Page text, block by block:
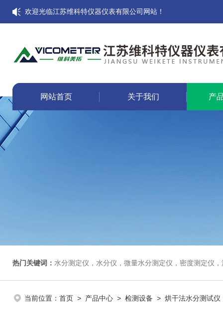
欢迎光临江苏维科特仪器仪表有限公司网站！
网站首页 关于我们 产
热门关键词： 水分测定仪，水分仪，微量水分测定仪，密度测定仪
当前位置： 首页 > 产品中心 > 检测设备 > 烘干法水分测试仪